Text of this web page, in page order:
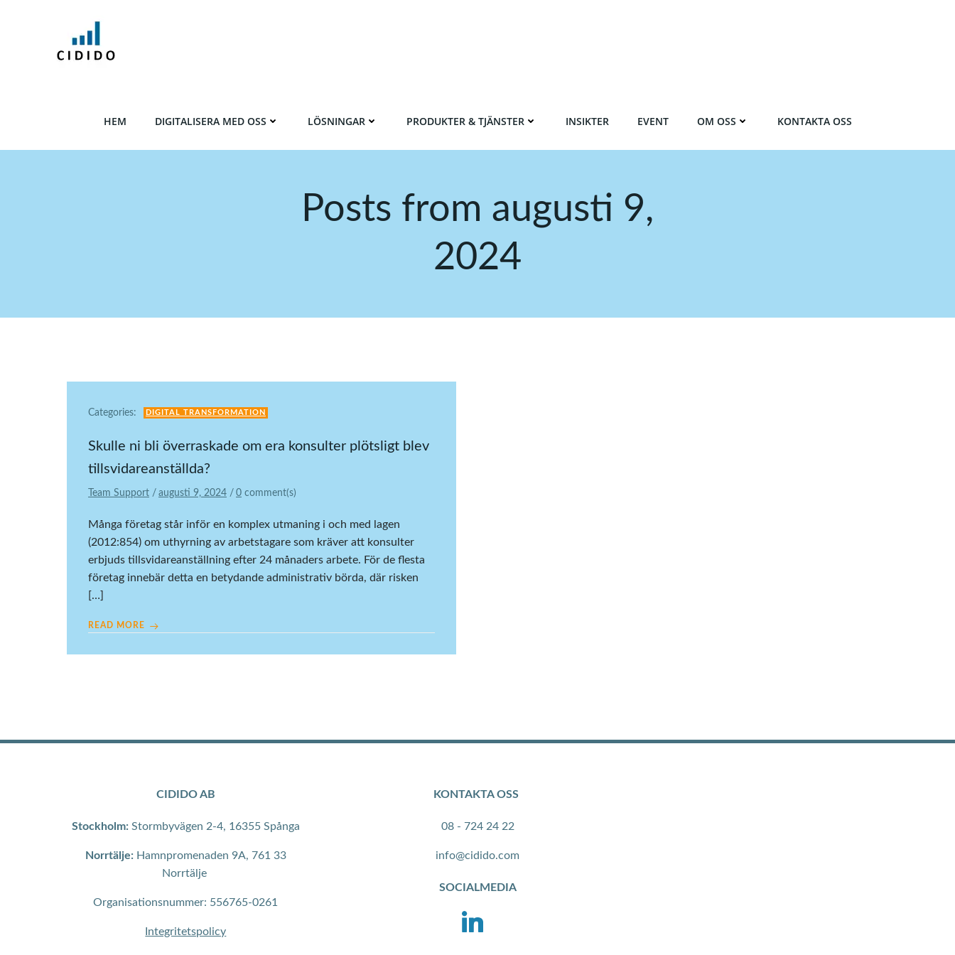
HEM DIGITALISERA MED OSS LÖSNINGAR PRODUKTER & TJÄNSTER INSIKTER EVENT OM OSS KONTAKTA OSS
Posts from augusti 9,
2024
Categories: DIGITAL TRANSFORMATION
Skulle ni bli överraskade om era konsulter plötsligt blev
tillsvidareanställda?
Team Support / augusti 9, 2024 / 0 comment(s)
Många företag står inför en komplex utmaning i och med lagen
(2012:854) om uthyrning av arbetstagare som kräver att konsulter
erbjuds tillsvidareanställning efter 24 månaders arbete. För de flesta
företag innebär detta en betydande administrativ börda, där risken
[…]
READ MORE
CIDIDO AB
Stockholm: Stormbyvägen 2-4, 16355 Spånga
Norrtälje: Hamnpromenaden 9A, 761 33
Norrtälje
Organisationsnummer: 556765-0261
Integritetspolicy
KONTAKTA OSS
08 - 724 24 22
info@cidido.com
SOCIALMEDIA